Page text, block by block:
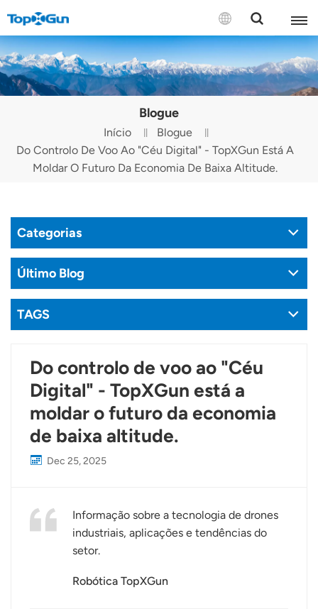
CONTACTE-NOS
English
Русский
Português(Brasil)
Türkçe
Blogue
Início
Blogue
Do Controlo De Voo Ao "Céu Digital" - TopXGun Está A
Moldar O Futuro Da Economia De Baixa Altitude.
Categorias
Último Blog
TAGS
Do controlo de voo ao "Céu
Digital" - TopXGun está a
moldar o futuro da economia
de baixa altitude.
Dec 25, 2025
Informação sobre a tecnologia de drones
industriais, aplicações e tendências do
setor.
Robótica TopXGun